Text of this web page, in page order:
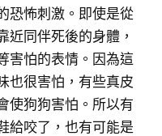
恐怖刺激。即使是從
近同伴死後的身體，
害怕的表情。因為這
也很害怕，有些真皮
使狗狗害怕。所以有
給咬了，也有可能是